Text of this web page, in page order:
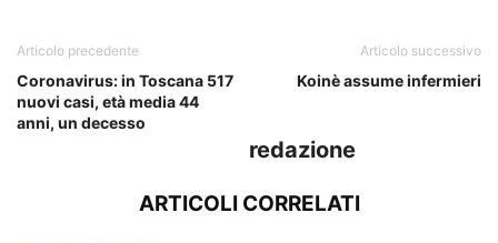
Articolo precedente
Coronavirus: in Toscana 517
nuovi casi, età media 44
anni, un decesso
Articolo successivo
Koinè assume infermieri
redazione
ARTICOLI CORRELATI